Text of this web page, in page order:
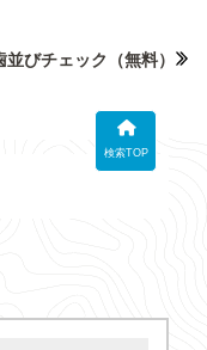
検索TOP
並びチェック （無料）